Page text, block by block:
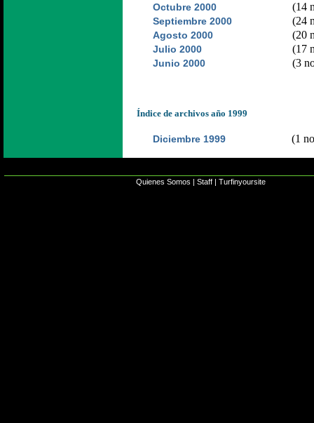
Octubre 2000 (14
Septiembre 2000 (24
Agosto 2000 (20
Julio 2000 (17
Junio 2000 (3
Índice de archivos año 1999
Diciembre 1999 (1
Quienes Somos | Staff | Turfinyoursite